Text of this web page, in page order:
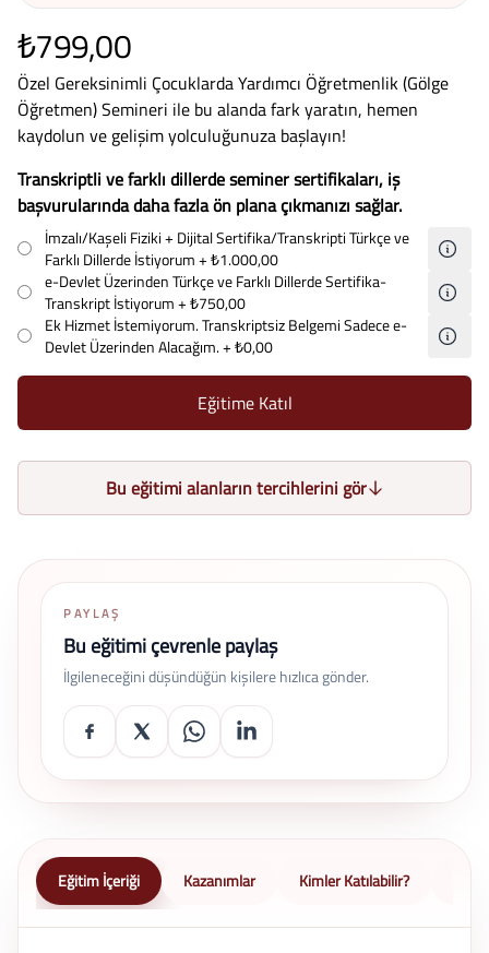
₺799,00
Özel Gereksinimli Çocuklarda Yardımcı Öğretmenlik (Gölge
Öğretmen) Semineri ile bu alanda fark yaratın, hemen
kaydolun ve gelişim yolculuğunuza başlayın!
Transkriptli ve farklı dillerde seminer sertifikaları, iş
başvurularında daha fazla ön plana çıkmanızı sağlar.
İmzalı/Kaşeli Fiziki + Dijital Sertifika/Transkripti Türkçe ve
Farklı Dillerde İstiyorum+ ₺1.000,00
e-Devlet Üzerinden Türkçe ve Farklı Dillerde Sertifika-
Transkript İstiyorum+ ₺750,00
Ek Hizmet İstemiyorum. Transkriptsiz Belgemi Sadece e-
Devlet Üzerinden Alacağım.+ ₺0,00
Eğitime Katıl
Bu eğitimi alanların tercihlerini gör
PAYLAŞ
Bu eğitimi çevrenle paylaş
İlgileneceğini düşündüğün kişilere hızlıca gönder.
Eğitim İçeriği Kazanımlar Kimler Katılabilir?